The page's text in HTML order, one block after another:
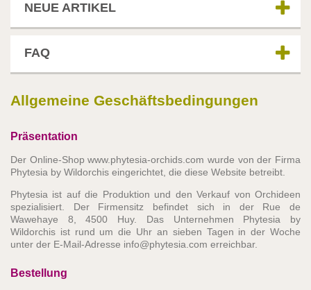
NEUE ARTIKEL
FAQ
Allgemeine Geschäftsbedingungen
Präsentation
Der Online-Shop www.phytesia-orchids.com wurde von der Firma
Phytesia by Wildorchis eingerichtet, die diese Website betreibt.
Phytesia ist auf die Produktion und den Verkauf von Orchideen
spezialisiert. Der Firmensitz befindet sich in der Rue de
Wawehaye 8, 4500 Huy. Das Unternehmen Phytesia by
Wildorchis ist rund um die Uhr an sieben Tagen in der Woche
unter der E-Mail-Adresse info@phytesia.com erreichbar.
Bestellung